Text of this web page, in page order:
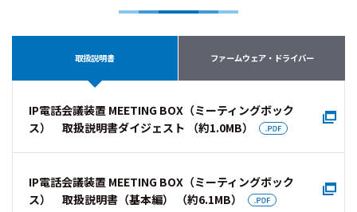
取扱説明書 ファームウェア・ドライバー
IP電話会議装置 MEETING BOX（ミーティングボック
ス） 取扱説明書ダイジェスト （約1.0MB）
IP電話会議装置 MEETING BOX（ミーティングボック
ス） 取扱説明書（基本編） （約6.1MB）